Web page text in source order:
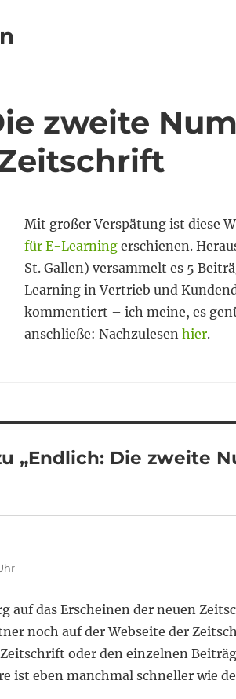
zweite
Mit großer Verspätung ist diese
für E-Learningerschienen.
St. Gallen) versammelt es 5
Learning in Vertrieb und
kommentiert – ich meine, es
anschließe: Nachzulesen hier.
„Endlich: Die zweite
auf das Erscheinen der neuen
noch auf der Webseite der
oder den einzelnen
ist eben manchmal schneller wie